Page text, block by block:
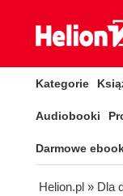
Kategorie
Audiobooki
Darmowe
Helion.pl » Dla